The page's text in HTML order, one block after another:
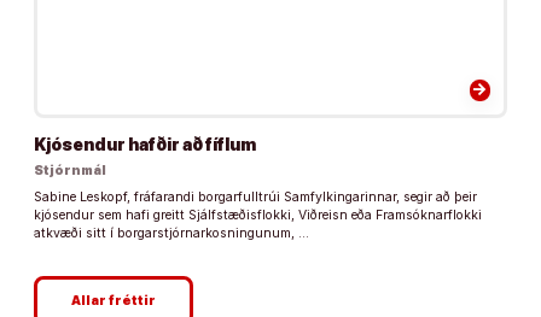
arrow_forward
Kjósendur hafðir að fíflum
Stjórnmál
Sabine Leskopf, fráfarandi borgarfulltrúi Samfylkingarinnar, segir að þeir
kjósendur sem hafi greitt Sjálfstæðisflokki, Viðreisn eða Framsóknarflokki
atkvæði sitt í borgarstjórnarkosningunum, …
Allar fréttir